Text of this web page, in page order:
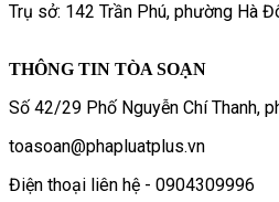
Trụ sở: 142 Trần Phú, phường Hà
THÔNG TIN TÒA SOẠN
Số 42/29 Phố Nguyễn Chí Thanh,
toasoan@phapluatplus.vn
Điện thoại liên hệ - 0904309996